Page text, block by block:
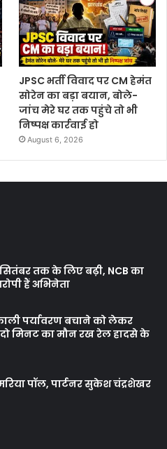
JPSC भर्ती विवाद पर CM हेमंत
सोरेन का बड़ा बयान, बोले-
जांच मेरे घर तक पहुंचे तो भी
निष्पक्ष कार्रवाई हो
August 6, 2026
तक के लिए बढ़ी, NCB का
हैं अभिनेता
पर्यावरण बचाने को लेकर
मिनट का मौन रख रेल हादसे के
पॉल, पार्टनर सुकेश चंद्रशेखर